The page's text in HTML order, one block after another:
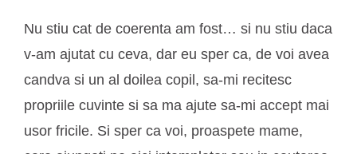
Nu stiu cat de coerenta am fost… si nu stiu daca
v-am ajutat cu ceva, dar eu sper ca, de voi avea
candva si un al doilea copil, sa-mi recitesc
propriile cuvinte si sa ma ajute sa-mi accept mai
usor fricile. Si sper ca voi, proaspete mame,